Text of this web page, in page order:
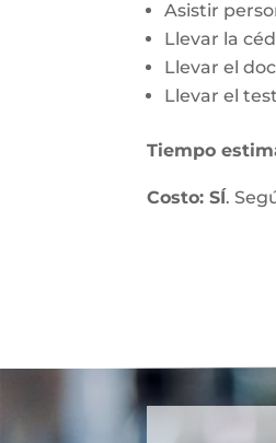
Asistir
Llevar la
Llevar el
Llevar el
Tiempo
Costo: SÍ.